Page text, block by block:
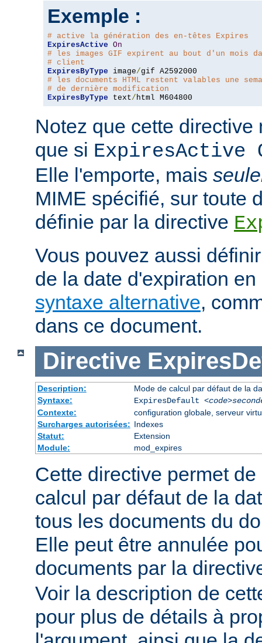
Exemple :
# active la génération des en-têtes Expires
ExpiresActive On
# les images GIF expirent au bout d'un mois
# client
ExpiresByType image/
# les documents HTML restent valables une
# de dernière modification
ExpiresByType text/ html M604800
Notez que cette directive
que si ExpiresActive
Elle l'emporte, mais
MIME spécifié, sur toute
définie par la directive
Vous pouvez aussi
de la date d'expiration
syntaxe alternative,
dans ce document.
Directive
Description:
Mode de calcul par défaut de la
Syntaxe:
ExpiresDefault
Contexte:
configuration globale, serveur
Surcharges autorisées: Indexes
Statut:
Extension
Module:
mod_expires
Cette directive permet
calcul par défaut de la
tous les documents du
Elle peut être annulée
documents par la
Voir la description de
pour plus de détails à